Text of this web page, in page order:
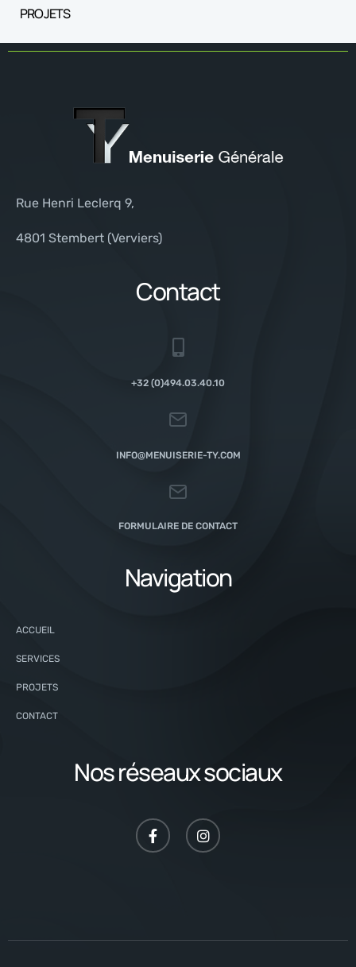
PROJETS
Rue Henri Leclerq 9,
4801 Stembert (Verviers)
Contact
+32 (0)494.03.40.10
INFO@MENUISERIE-TY.COM
FORMULAIRE DE CONTACT
Navigation
ACCUEIL
SERVICES
PROJETS
CONTACT
Nos réseaux sociaux